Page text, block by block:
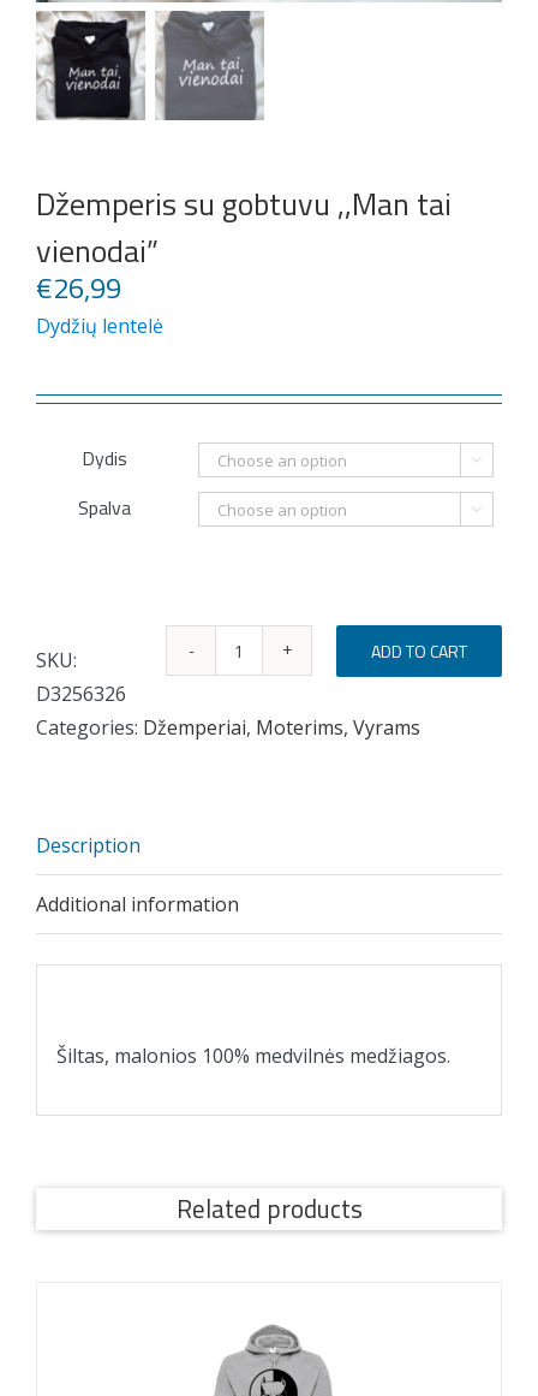
Džemperis su gobtuvu ,,Man tai
vienodai”
€26,99
Dydžių lentelė
Dydis 
Spalva 
Džemperis
gobtuvu
quantity
ADD TO CART
SKU:
D3256326
Categories: Džemperiai, Moterims, Vyrams
Description
Additional information
Šiltas, malonios 100% medvilnės medžiagos.
Related products